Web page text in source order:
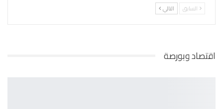
السابق التالي
اقتصاد وبورصة